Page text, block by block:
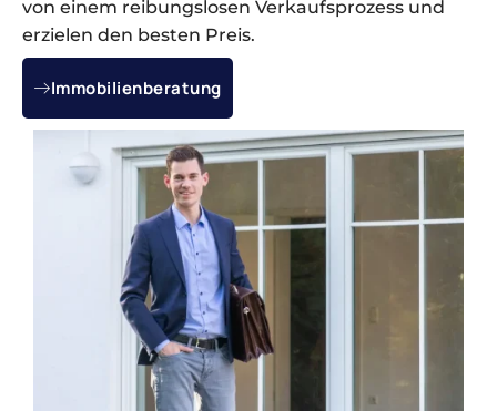
von einem reibungslosen Verkaufsprozess und
erzielen den besten Preis.
Immobilienberatung